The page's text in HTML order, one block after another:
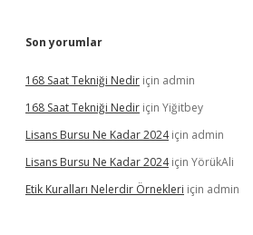
Son yorumlar
168 Saat Tekniği Nedir için admin
168 Saat Tekniği Nedir için Yiğitbey
Lisans Bursu Ne Kadar 2024için admin
Lisans Bursu Ne Kadar 2024için YörükAli
Etik Kuralları Nelerdir Örnekleri için admin